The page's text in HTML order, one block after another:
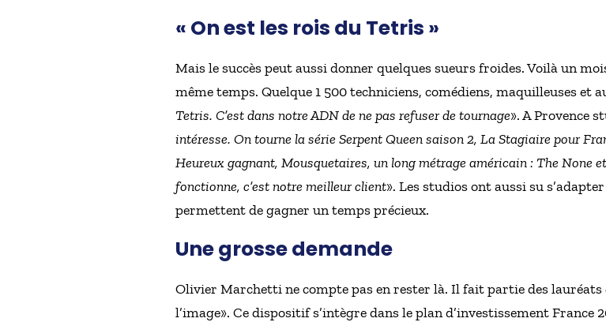
« On est les rois du Tetris »
Mais le succès peut aussi donner quelques sueurs froides. Voilà un
même temps. Quelque 1 500 techniciens, comédiens, maquilleuses et
Tetris. C’est dans notre ADN de ne pas refuser de tournage». A Provence
intéresse. On tourne la série Serpent Queen saison 2, La Stagiaire pour
Heureux gagnant, Mousquetaires, un long métrage américain : The None
fonctionne, c’est notre meilleur client». Les studios ont aussi su
permettent de gagner un temps précieux.
Une grosse demande
Olivier Marchetti ne compte pas en rester là. Il fait partie des lauréats
l’image». Ce dispositif s’intègre dans le plan d’investissement France